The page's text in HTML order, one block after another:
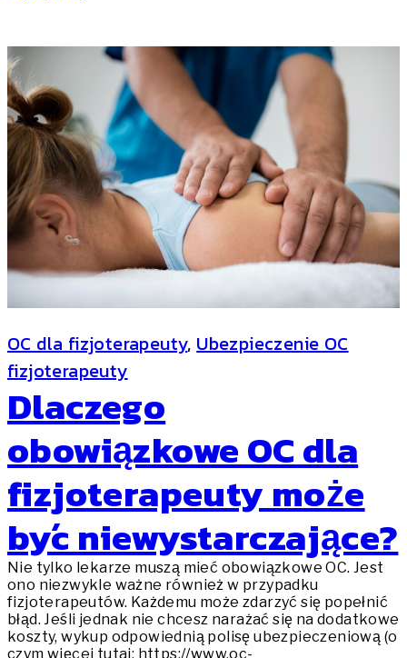
OC dla fizjoterapeuty, Ubezpieczenie OC
fizjoterapeuty
Dlaczego
obowiązkowe OC dla
fizjoterapeuty może
być niewystarczające?
Nie tylko lekarze muszą mieć obowiązkowe OC. Jest
ono niezwykle ważne również w przypadku
fizjoterapeutów. Każdemu może zdarzyć się popełnić
błąd. Jeśli jednak nie chcesz narażać się na dodatkowe
koszty, wykup odpowiednią polisę ubezpieczeniową (o
czym więcej tutaj: https://www.oc-